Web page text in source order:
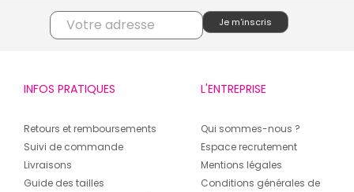
INFOS PRATIQUES
Retours et remboursements
Suivi de commande
Livraisons
Guide des tailles
L'ENTREPRISE
Qui sommes-nous ?
Espace recrutement
Mentions légales
Conditions générales de